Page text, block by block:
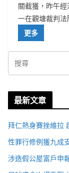
關截獲，昨午
一在觀塘裁判法
更多
最新文章
拜仁熱身賽挫維拉
性罪行修例獲九成
涉造假公屋富戶申